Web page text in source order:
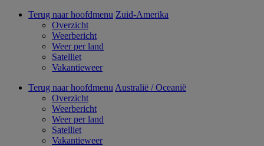
Terug naar hoofdmenu Zuid-Amerika
Overzicht
Weerbericht
Weer per land
Satelliet
Vakantieweer
Terug naar hoofdmenu Australië / Oceanië
Overzicht
Weerbericht
Weer per land
Satelliet
Vakantieweer